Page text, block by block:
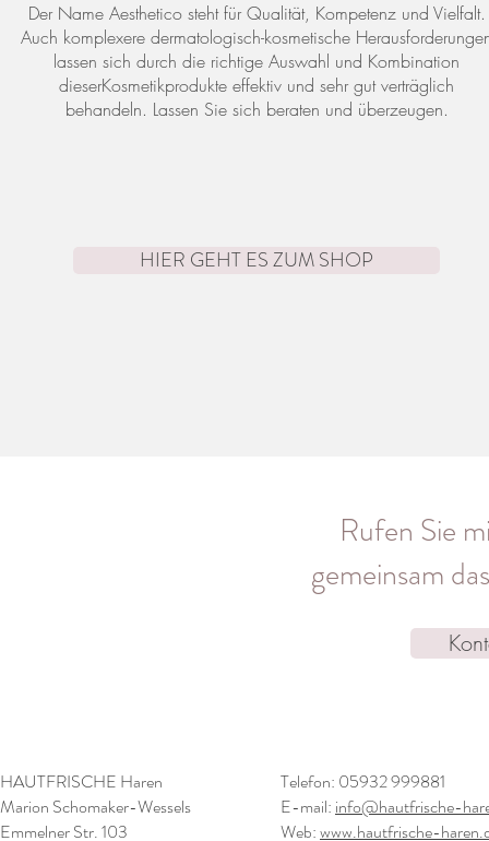
Der Name Aesthetico steht für Qualität, Kompetenz und Vielfalt.
Auch komplexere dermatologisch-kosmetische
lassen sich durch die richtige Auswahl und Kombination
dieserKosmetikprodukte effektiv und sehr gut verträglich
behandeln. Lassen Sie sich beraten und überzeugen.
HIER GEHT ES ZUM SHOP
Rufen Sie
gemeinsam
HAUTFRISCHE Haren
Marion Schomaker-Wessels
Emmelner Str. 103
Telefon: 05932 999881
E-mail: info@hautfrische-
Web:www.hautfrische-